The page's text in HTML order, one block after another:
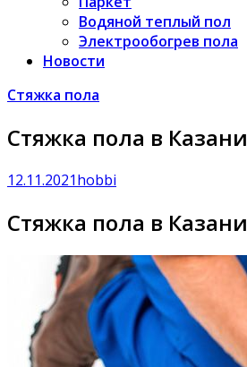
Водяной теплый пол
Электрообогрев пола
Новости
Стяжка пола
Стяжка пола в Казани
12.11.2021hobbi
Стяжка пола в Казани